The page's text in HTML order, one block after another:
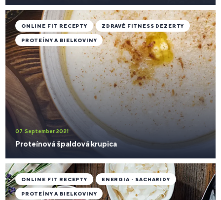
07. September 2021
Proteínová špaldová krupica
ONLINE FIT RECEPTY ZDRAVÉ FITNESS DEZERTY
PROTEÍNY A BIELKOVINY
ONLINE FIT RECEPTY ENERGIA - SACHARIDY
PROTEÍNY A BIELKOVINY